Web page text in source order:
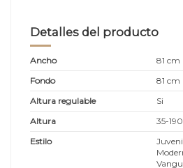
Detalles del producto
Ancho
81 cm
Fondo
81 cm
Altura regulable
Si
Altura
35-
Estilo